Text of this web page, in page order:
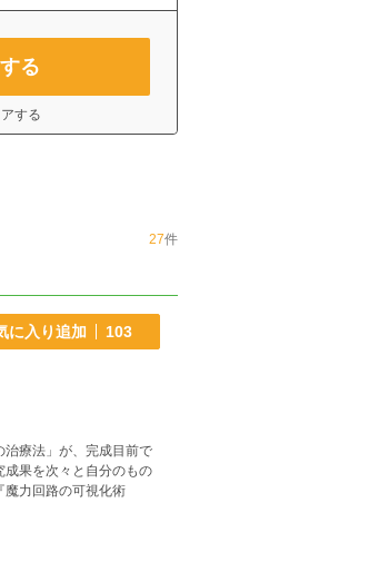
る
する
27件
に入り追加 103
治療法」が、完成目前で
成果を次々と自分のもの
魔力回路の可視化術